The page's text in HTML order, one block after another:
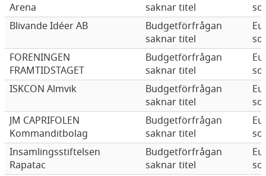
Arena
saknar titel
Blivande Idéer AB
Budgetförfrågan
saknar titel
FORENINGEN
FRAMTIDSTAGET
Budgetförfrågan
saknar titel
ISKCON Almvik
Budgetförfrågan
saknar titel
JM CAPRIFOLEN
Kommanditbolag
Budgetförfrågan
saknar titel
Insamlingsstiftelsen
Rapatac
Budgetförfrågan
saknar titel